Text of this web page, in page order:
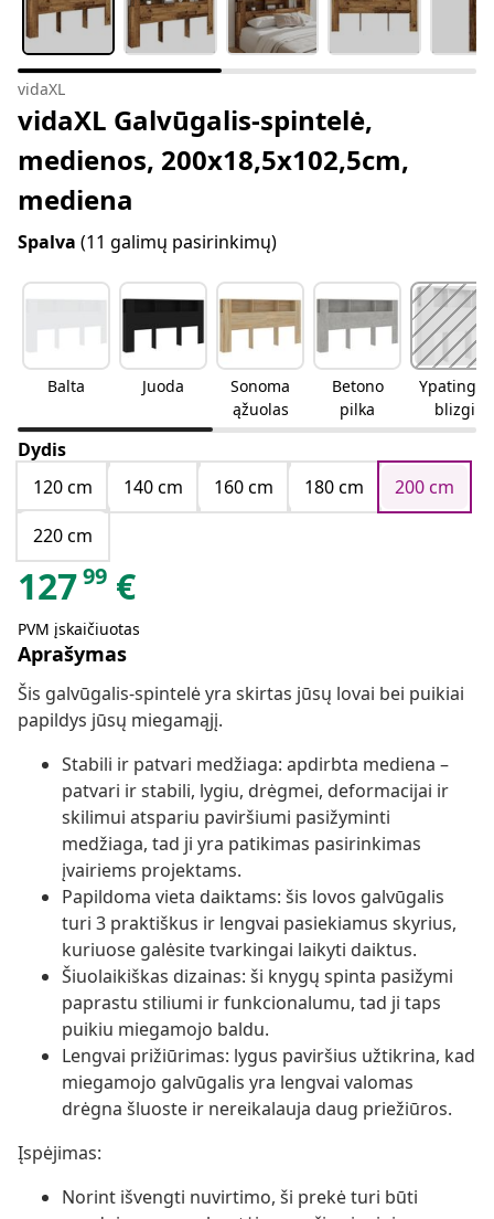
vidaXL
vidaXL Galvūgalis-spintelė,
medienos, 200x18,5x102,5cm,
mediena
Spalva (11 galimų pasirinkimų)
Balta Juoda
Sonoma
ąžuolas
Betono
pilka
Ypatingai
blizgi
balta
Dydis
120 cm
140 cm 160 cm 180 cm
200 cm
220 cm
12799 €
PVM įskaičiuotas
Aprašymas
Šis galvūgalis-spintelė yra skirtas jūsų lovai bei puikiai
papildys jūsų miegamąjį.
Stabili ir patvari medžiaga: apdirbta mediena –
patvari ir stabili, lygiu, drėgmei, deformacijai ir
skilimui atspariu paviršiumi pasižyminti
medžiaga, tad ji yra patikimas pasirinkimas
įvairiems projektams.
Papildoma vieta daiktams: šis lovos galvūgalis
turi 3 praktiškus ir lengvai pasiekiamus skyrius,
kuriuose galėsite tvarkingai laikyti daiktus.
Šiuolaikiškas dizainas: ši knygų spinta pasižymi
paprastu stiliumi ir funkcionalumu, tad ji taps
puikiu miegamojo baldu.
Lengvai prižiūrimas: lygus paviršius užtikrina, kad
miegamojo galvūgalis yra lengvai valomas
drėgna šluoste ir nereikalauja daug priežiūros.
Įspėjimas:
Norint išvengti nuvirtimo, ši prekė turi būti